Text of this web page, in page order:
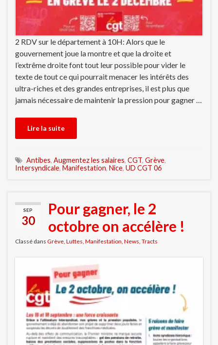
2 RDV sur le département à 10H: Alors que le
gouvernement joue la montre et que la droite et
l’extrême droite font tout leur possible pour vider le
texte de tout ce qui pourrait menacer les intérêts des
ultra-riches et des grandes entreprises, il est plus que
jamais nécessaire de maintenir la pression pour gagner …
Lire la suite
Antibes, Augmentez les salaires, CGT, Grève,
Intersyndicale, Manifestation, Nice, UD CGT 06
SEP
30
Pour gagner, le 2
octobre on accélère !
Classé dans Grève, Luttes, Manifestation, News, Tracts